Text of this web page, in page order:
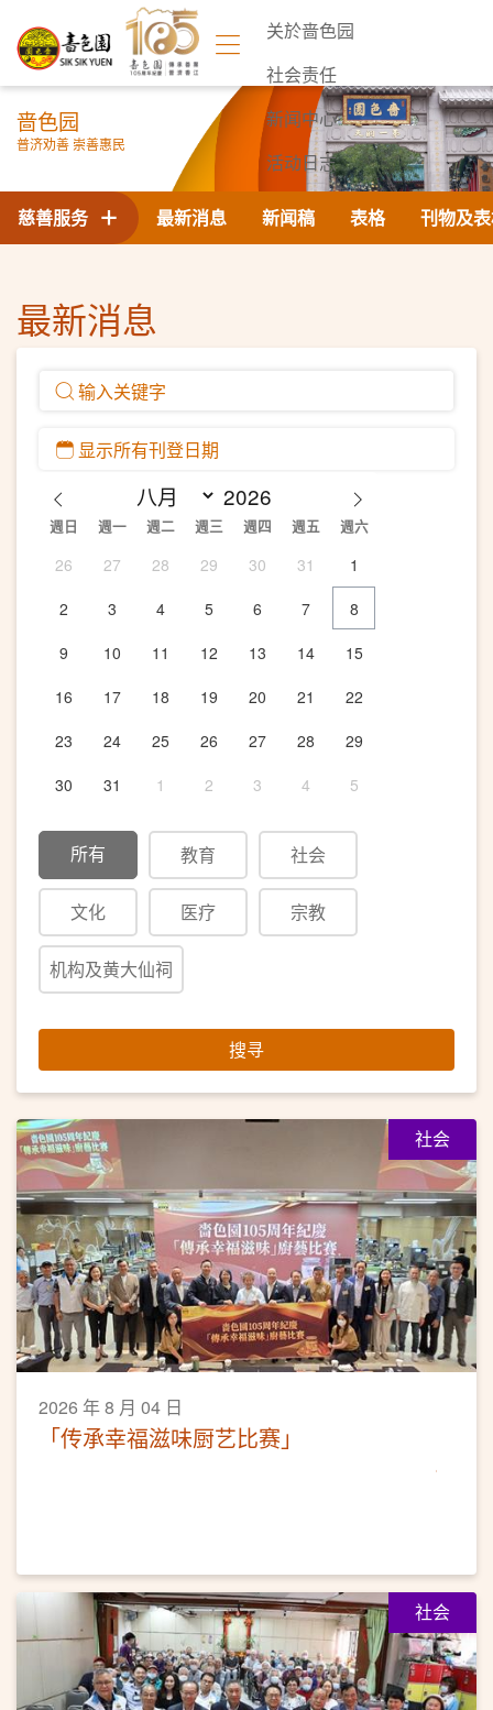
关於啬色园
社会责任
新闻中心
活动日志
联络我们
啬色园
普济劝善 崇善惠民
最新消息 新闻稿 表格 刊物及
慈善服务
最新消息
週日 週一 週二 週三 週四 週五 週六
26 27 28 29 30 31
1
2
3 4 5 6 7
8
9
10 11 12 13 14
15
16
17 18 19 20 21
22
23
24 25 26 27 28
29
30
31 1 2 3 4 5
所有 教育 社会
文化 医疗 宗教
机构及黄大仙祠
搜寻
社会
2026 年 8 月 04 日
「传承幸福滋味厨艺比赛」
社会